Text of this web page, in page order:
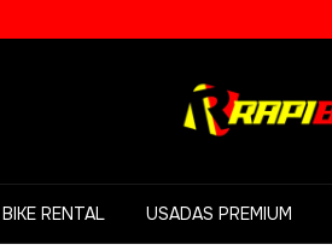
BIKE RENTAL USADAS PREMIUM